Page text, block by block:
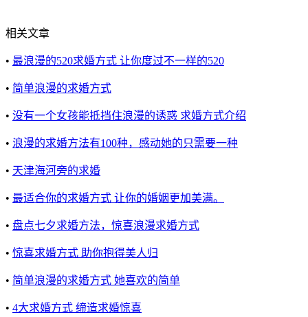
相关文章
• 最浪漫的520求婚方式 让你度过不一样的520
• 简单浪漫的求婚方式
• 没有一个女孩能抵挡住浪漫的诱惑 求婚方式介绍
• 浪漫的求婚方法有100种，感动她的只需要一种
• 天津海河旁的求婚
• 最适合你的求婚方式 让你的婚姻更加美满。
• 盘点七夕求婚方法，惊喜浪漫求婚方式
• 惊喜求婚方式 助你抱得美人归
• 简单浪漫的求婚方式 她喜欢的简单
• 4大求婚方式 缔造求婚惊喜